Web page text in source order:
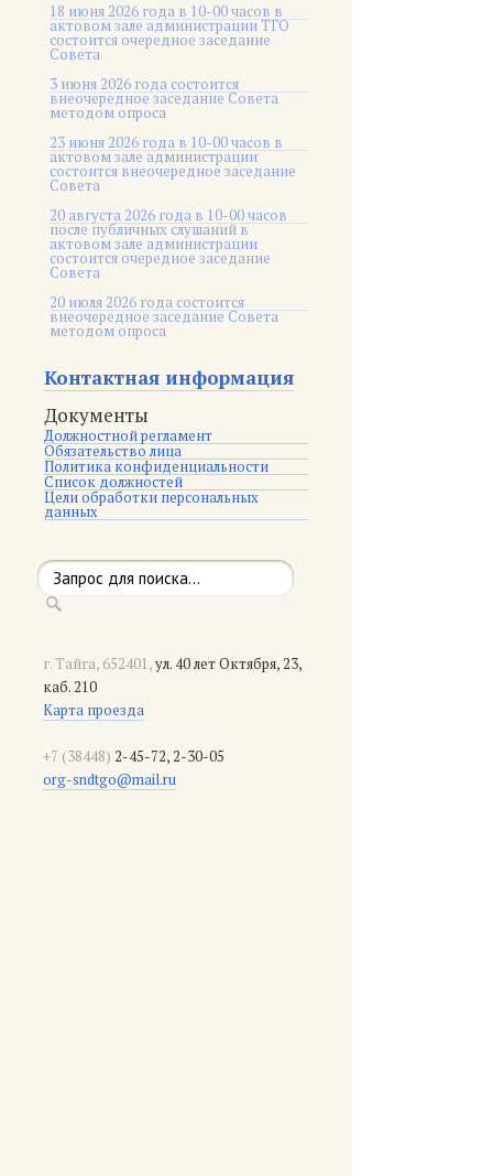
18 июня 2026 года в 10-00 часов в
актовом зале администрации ТГО
состоится очередное заседание
Совета
3 июня 2026 года состоится
внеочередное заседание Совета
методом опроса
23 июня 2026 года в 10-00 часов в
актовом зале администрации
состоится внеочередное заседание
Совета
20 августа 2026 года в 10-00 часов
после публичных слушаний в
актовом зале администрации
состоится очередное заседание
Совета
20 июля 2026 года состоится
внеочередное заседание Совета
методом опроса
Контактная информация
Документы
Должностной регламент
Обязательство лица
Политика конфиденциальности
Список должностей
Цели обработки персональных
данных
г. Тайга, 652401,ул. 40 лет Октября, 23,
каб. 210
Карта проезда
+7 (38448) 2-45-72, 2-30-05
org-sndtgo@mail.ru